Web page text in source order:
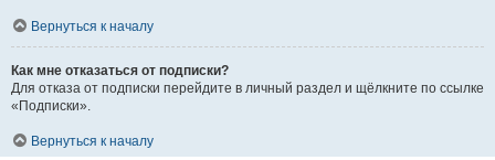
Вернуться к началу
Как мне отказаться от подписки?
Для отказа от подписки перейдите в личный раздел и щёлкните по ссылке
«Подписки».
Вернуться к началу